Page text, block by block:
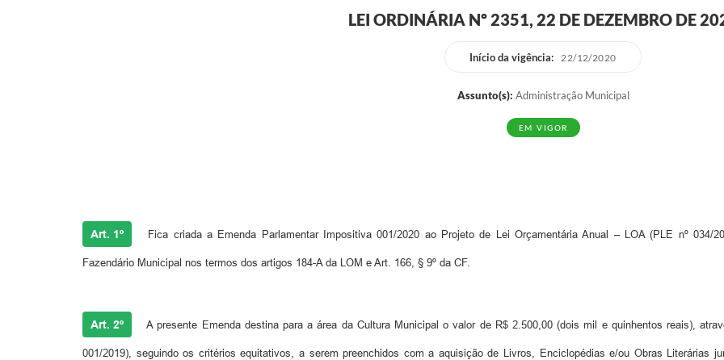
LEI ORDINÁRIA Nº 2351, 22 DE DEZEMBRO DE
Início da vigência: 22/12/2020
Assunto(s): Administração Municipal
EM VIGOR
Art. 1º Fica criada a Emenda Parlamentar Impositiva 001/2020 ao Projeto de Lei Orçamentária Anual – LOA (PLE nº 034/
Fazendário Municipal nos termos dos artigos 184-A da LOM e Art. 166, § 9º da CF.
Art. 2º A presente Emenda destina para a área da Cultura Municipal o valor de R$ 2.500,00 (dois mil e quinhentos reais),
001/2019), seguindo os critérios equitativos, a serem preenchidos com a aquisição de Livros, Enciclopédias e/ou Obras Literárias